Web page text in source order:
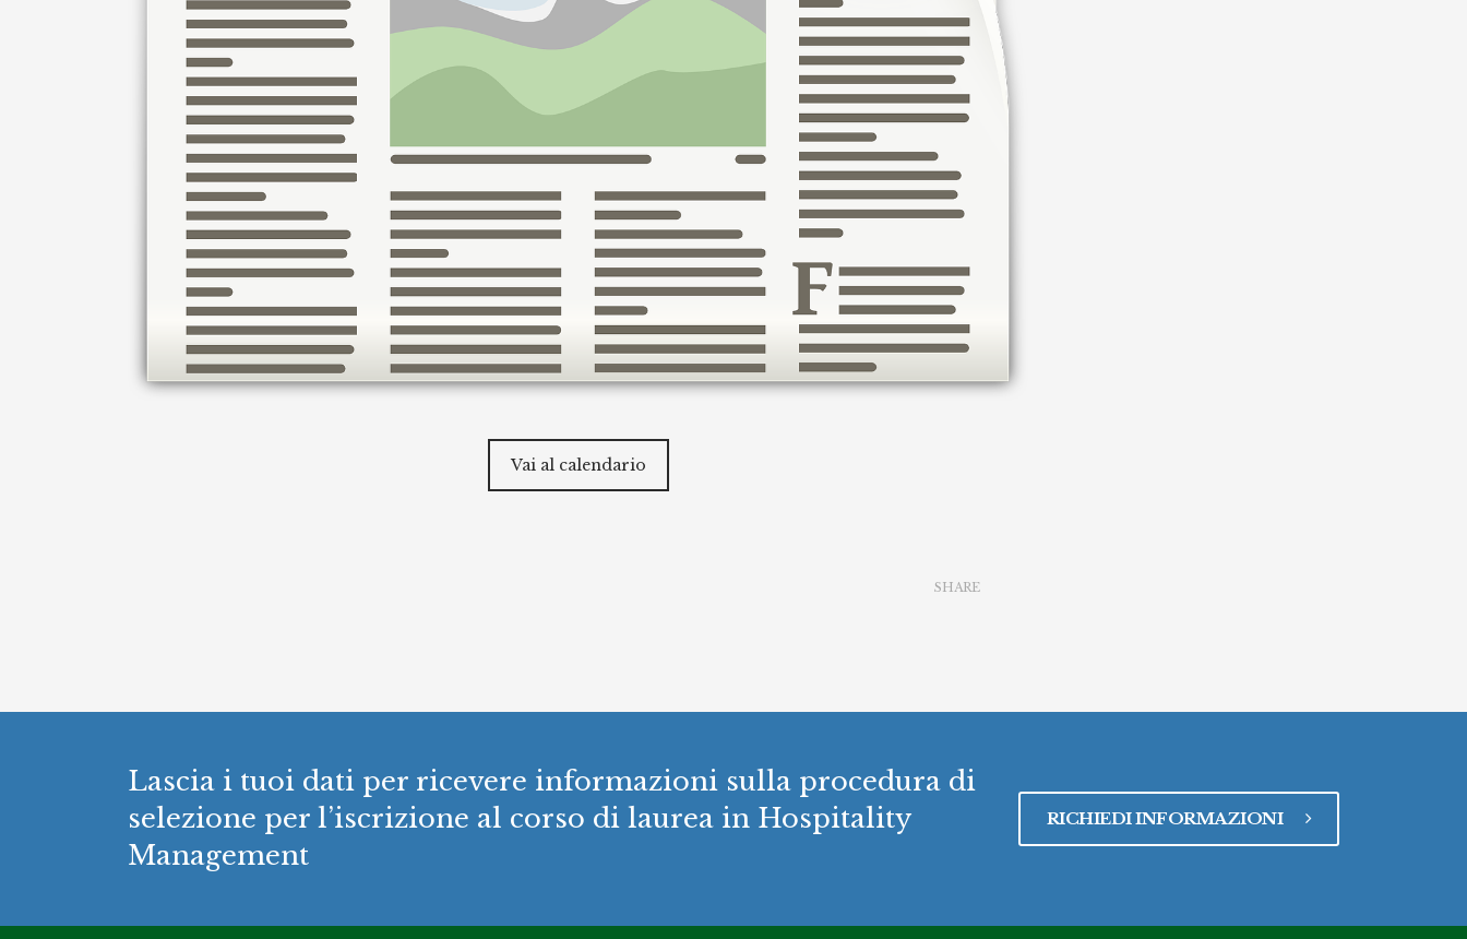
Vai al calendario
SHARE
Lascia i tuoi dati per ricevere informazioni sulla procedura di
selezione per l’iscrizione al corso di laurea in Hospitality
Management
RICHIEDI INFORMAZIONI